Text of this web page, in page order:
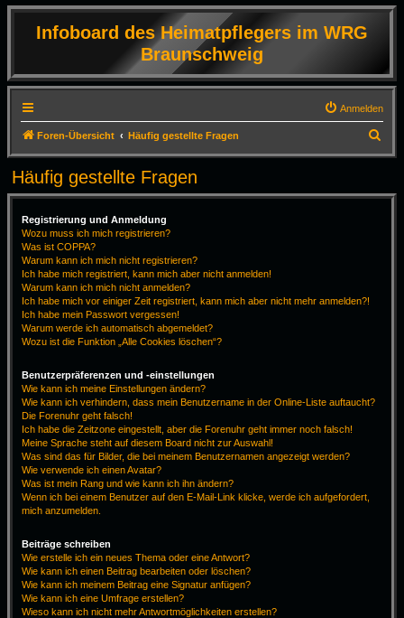
Infoboard des Heimatpflegers im WRG
Braunschweig
Anmelden
Foren-Übersicht Häufig gestellte Fragen
u
h
Häufig gestellte Fragen
Registrierung und Anmeldung
Wozu muss ich mich registrieren?
Was ist COPPA?
Warum kann ich mich nicht registrieren?
Ich habe mich registriert, kann mich aber nicht anmelden!
Warum kann ich mich nicht anmelden?
Ich habe mich vor einiger Zeit registriert, kann mich aber nicht mehr anmelden?!
Ich habe mein Passwort vergessen!
Warum werde ich automatisch abgemeldet?
Wozu ist die Funktion „Alle Cookies löschen“?
Benutzerpräferenzen und -einstellungen
Wie kann ich meine Einstellungen ändern?
Wie kann ich verhindern, dass mein Benutzername in der Online-Liste auftaucht?
Die Forenuhr geht falsch!
Ich habe die Zeitzone eingestellt, aber die Forenuhr geht immer noch falsch!
Meine Sprache steht auf diesem Board nicht zur Auswahl!
Was sind das für Bilder, die bei meinem Benutzernamen angezeigt werden?
Wie verwende ich einen Avatar?
Was ist mein Rang und wie kann ich ihn ändern?
Wenn ich bei einem Benutzer auf den E-Mail-Link klicke, werde ich aufgefordert,
mich anzumelden.
Beiträge schreiben
Wie erstelle ich ein neues Thema oder eine Antwort?
Wie kann ich einen Beitrag bearbeiten oder löschen?
Wie kann ich meinem Beitrag eine Signatur anfügen?
Wie kann ich eine Umfrage erstellen?
Wieso kann ich nicht mehr Antwortmöglichkeiten erstellen?